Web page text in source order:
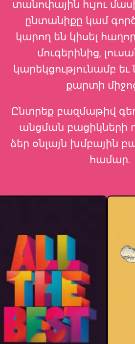
տանոփային հւյու
ընտանիքը կամ
կարող են կիսել
մուգերինից,
կարեկցությունամբ
քարտի
Ընտրեք բազմաթիվ
անցման բացիկների
ձեր օնլայն խմբային
համար.